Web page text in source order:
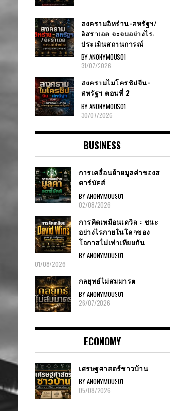
สงครามอิหร่าน-สหรัฐฯ/
อิสราเอล จะจบอย่างไร:
ประเมินสถานการณ์
BY ANONYMOUS01
31/07/2026
สงครามไมโครชิปจีน-
สหรัฐฯ ตอนที่ 2
BY ANONYMOUS01
30/07/2026
BUSINESS
การเคลื่อนย้ายมูลค่าของส
ตาร์บัคส์
BY ANONYMOUS01
02/08/2026
การคิดเหมือนเดวิด : ชนะ
อย่างไรภายในโลกของ
โอกาสไม่เท่าเทียมกัน
BY ANONYMOUS01
01/08/2026
กลยุทธ์ไม่สมมารต
BY ANONYMOUS01
26/07/2026
ECONOMY
เศรษฐศาสตร์ชาวบ้าน
BY ANONYMOUS01
05/08/2026